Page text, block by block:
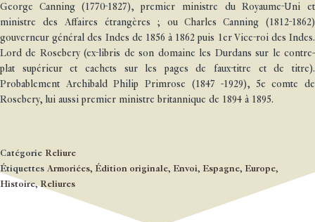
George Canning (1770-1827), premier ministre du Royaume-Uni et
ministre des Affaires étrangères ; ou Charles Canning (1812-1862)
gouverneur général des Indes de 1856 à 1862 puis 1er Vice-roi des Indes.
Lord de Rosebery (ex-libris de son domaine les Durdans sur le contre-
plat supérieur et cachets sur les pages de faux-titre et de titre).
Probablement Archibald Philip Primrose (1847 -1929), 5e comte de
Rosebery, lui aussi premier ministre britannique de 1894 à 1895.
Catégorie Reliure
Étiquettes Armoriées, Édition originale, Envoi, Espagne, Europe,
Histoire,Reliures